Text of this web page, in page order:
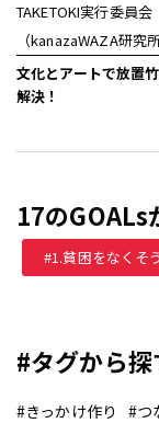
TAKETOKI実行委員会
（kanazaWAZA研究所
文化とアートで放置
解決！
17のGOALs
#1.貧困をなくそう
#タグから探
きっかけ作り つ